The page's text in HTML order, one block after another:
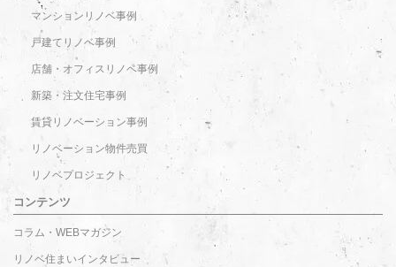
マンションリノベ事例
戸建てリノベ事例
店舗・オフィスリノベ事例
新築・注文住宅事例
賃貸リノベーション事例
リノベーション物件売買
リノベプロジェクト
コンテンツ
コラム・WEBマガジン
リノベ住まいインタビュー